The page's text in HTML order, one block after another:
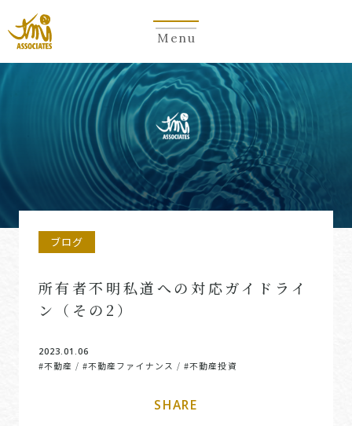
Menu
ブログ
所有者不明私道への対応ガイドライ
ン（その2）
2023.01.06
#不動産 /#不動産ファイナンス /#不動産投資
SHARE